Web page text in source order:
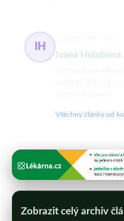
IH
Ivana Holubová
Všechny články od
Zobrazit celý archiv